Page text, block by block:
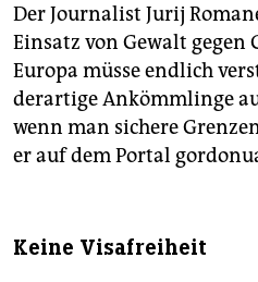
Der Journalist Jurij
Einsatz von Gewalt gegen
Europa müsse endlich
derartige Ankömmlinge
wenn man sichere
er auf dem Portal
Keine Visafreiheit